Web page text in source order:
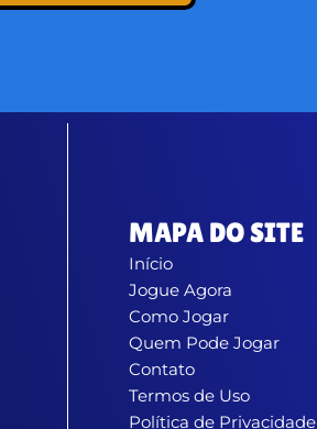
MAPA DO SITE
Início
Jogue Agora
Como Jogar
Quem Pode Jogar
Contato
Termos de Uso
Política de Privacidade